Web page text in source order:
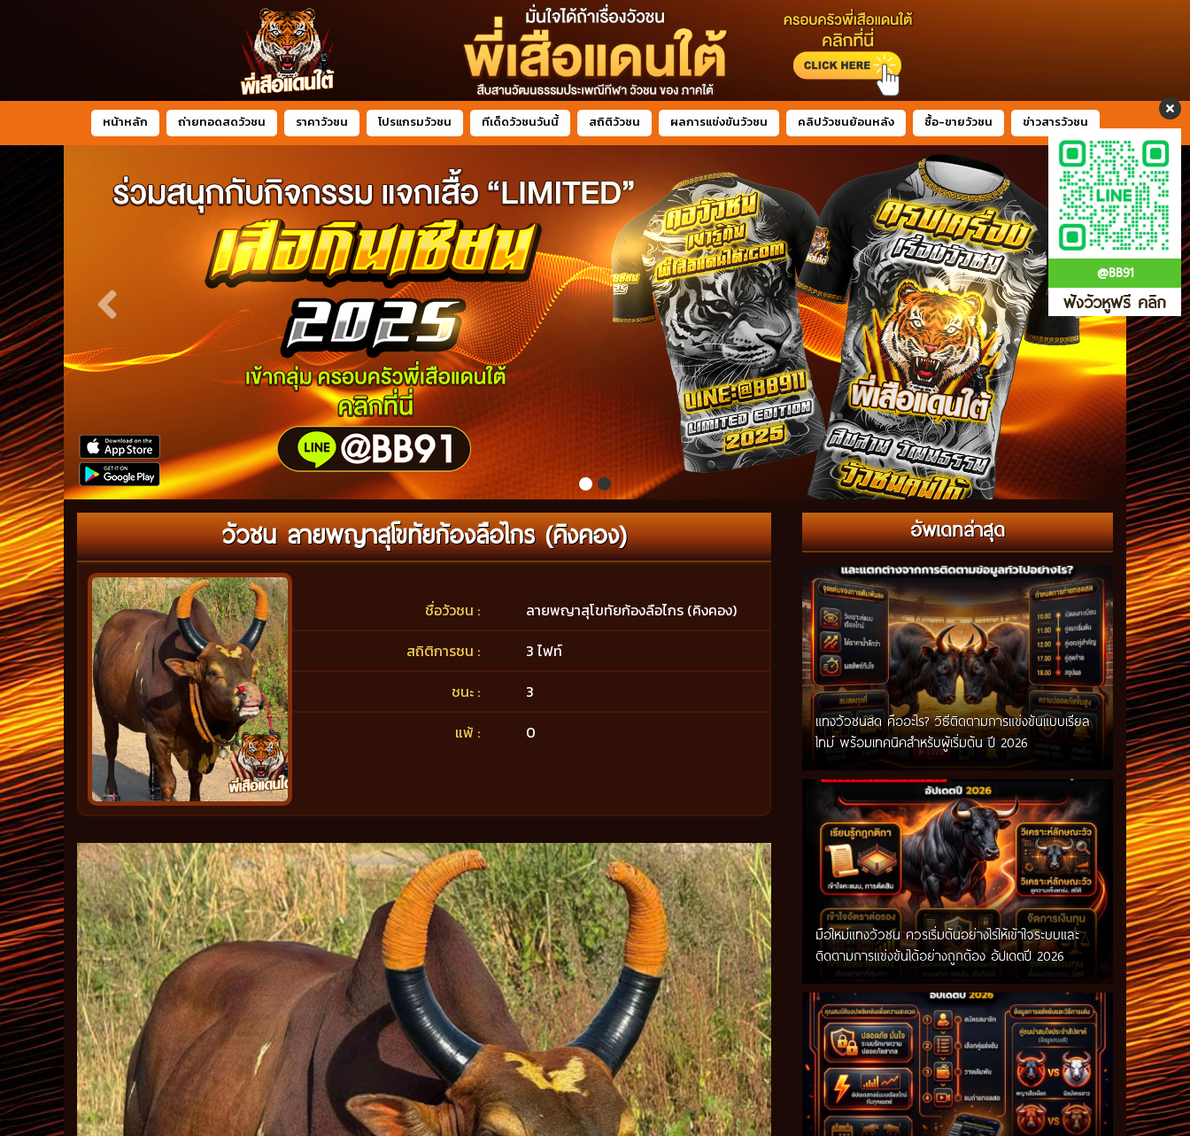
@BB91
ฟังวัวหูฟรี คลิก
หน้าหลัก ถ่ายทอดสดวัวชน ราคาวัวชน โปรแกรมวัวชน ทีเด็ดวัวชนวันนี้ สถิติวัวชน ผลการแข่งขันวัวชน คลิปวัวชนย้อนหลัง ซื้อ-ขายวัวชน ข่าวสารวัวชน
วัวชน ลายพญาสุโขทัยก้องลือไกร (คิงคอง)
ชื่อวัวชน :
ลายพญาสุโขทัยก้องลือไกร (คิงคอง)
สถิติการชน :
3 ไฟท์
ชนะ :
3
แพ้ :
0
อัพเดทล่าสุด
แทงวัวชนสด คืออะไร? วิธีติดตามการแข่งขันแบบเรียล
ไทม์ พร้อมเทคนิคสำหรับผู้เริ่มต้น ปี 2026
มือใหม่แทงวัวชน ควรเริ่มต้นอย่างไรให้เข้าใจระบบและ
ติดตามการแข่งขันได้อย่างถูกต้อง อัปเดตปี 2026